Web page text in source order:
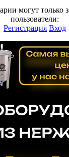
могут только
пользователи:
Регистрация Вход